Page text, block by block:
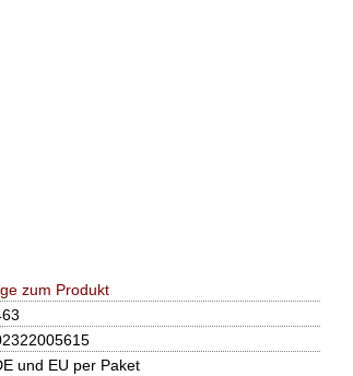
zum Produkt
und EU per Paket